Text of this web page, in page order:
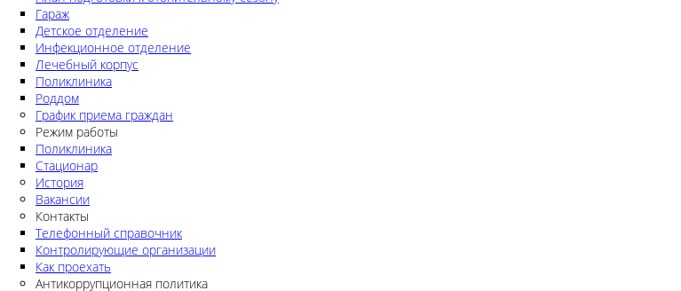
Гараж
Детское отделение
Инфекционное отделение
Лечебный корпус
Поликлиника
Роддом
График приема граждан
Режим работы
Поликлиника
Стационар
История
Вакансии
Контакты
Телефонный справочник
Контролирующие организации
Как проехать
Антикоррупционная политика